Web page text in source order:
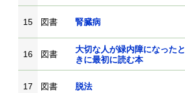
15 図書 腎臓病
16 図書
大切な人が緑内障になったと
きに最初に読む本
17 図書 脱法